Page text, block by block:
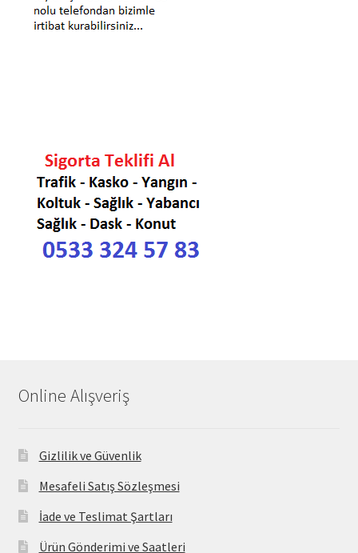
Online Alışveriş
Gizlilik ve Güvenlik
Mesafeli Satış Sözleşmesi
İade ve Teslimat Şartları
Ürün Gönderimi ve Saatleri